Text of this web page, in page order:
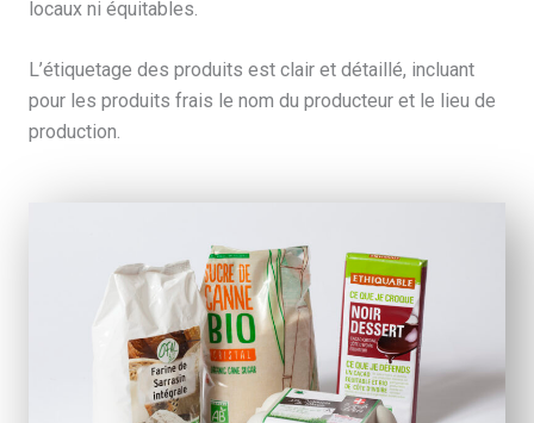
locaux ni équitables.
L’étiquetage des produits est clair et détaillé, incluant
pour les produits frais le nom du producteur et le lieu de
production.